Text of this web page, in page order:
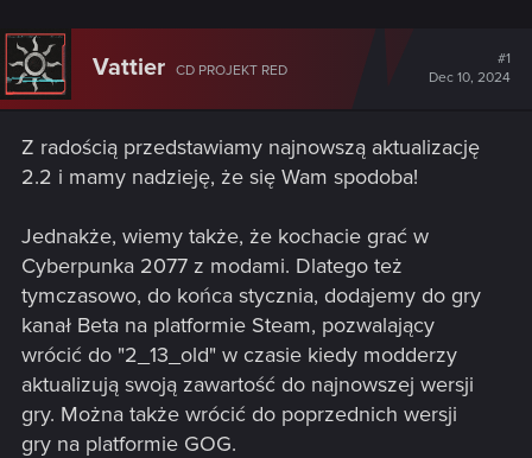
Vattier CD PROJEKT RED
#1
Dec 10, 2024
Z radością przedstawiamy najnowszą aktualizację
2.2 i mamy nadzieję, że się Wam spodoba!
Jednakże, wiemy także, że kochacie grać w
Cyberpunka 2077 z modami. Dlatego też
tymczasowo, do końca stycznia, dodajemy do gry
kanał Beta na platformie Steam, pozwalający
wrócić do "2_13_old" w czasie kiedy modderzy
aktualizują swoją zawartość do najnowszej wersji
gry. Można także wrócić do poprzednich wersji
gry na platformie GOG.